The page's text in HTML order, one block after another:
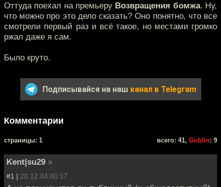
Оттуда поехал на премьеру Возвращения бомжа. Ну,
что можно про это дело сказать? Оно понятно, что все
смотрели первый раз и всё такое, но местами громко
ржал даже я сам.
Было круто.
Подписывайся на наш канал в Telegram
Комментарии
cтраницы: 1 всего: 41, Goblin: 9
Kent|su29 »
#1 | 20.12.04 00:17